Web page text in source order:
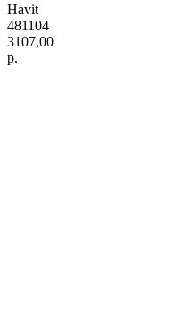
Havit
481104
3107,00
р.